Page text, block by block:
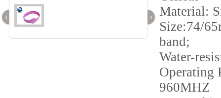
‹ ‹
Material:
Size:74/
band;
Water-
Operating
960MHZ